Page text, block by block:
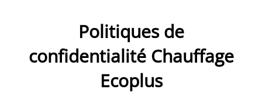
Politiques de
confidentialité Chauffage
Ecoplus